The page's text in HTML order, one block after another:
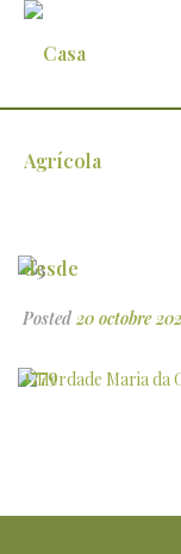
3
Posted 20 octobre